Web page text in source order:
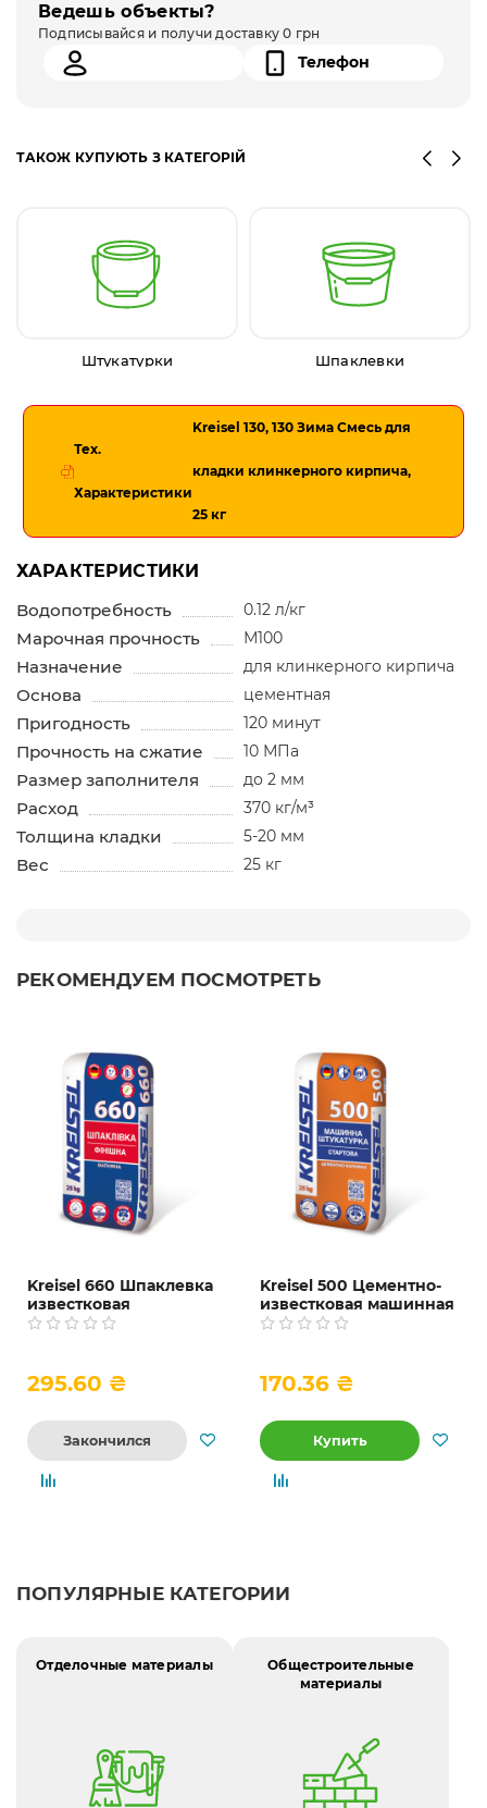
Ведешь объекты?
Подписывайся и получи доставку 0 грн
ТАКОЖ КУПУЮТЬ З КАТЕГОРІЙ
Штукатурки Шпаклевки
Тех.
Характеристики
Kreisel 130, 130 Зима Смесь для
кладки клинкерного кирпича,
25 кг
ХАРАКТЕРИСТИКИ
Водопотребность
0.12 л/кг
Марочная прочность М100
Назначение для клинкерного кирпича
Основа цементная
Пригодность 120 минут
Прочность на сжатие 10 МПа
Размер заполнителя до 2 мм
Расход 370 кг/м³
Толщина кладки 5-20 мм
Вес 25 кг
РЕКОМЕНДУЕМ ПОСМОТРЕТЬ
Kreisel 660 Шпаклевка
известковая
финишная, 25 кг
295.60 ₴
Закончился
Kreisel 500 Цементно-
известковая машинная
штукатурка, 25 кг
170.36 ₴
Купить
ПОПУЛЯРНЫЕ КАТЕГОРИИ
Отделочные материалы
Общестроительные
материалы